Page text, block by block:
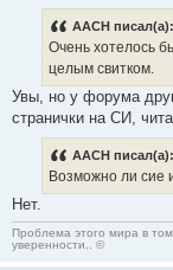
AACH писал(а):
Очень хотелось
целым свитком.
Увы, но у форума
странички на СИ,
AACH писал(а):
Возможно ли сие
Нет.
Проблема этого мира в
уверенности.. ©